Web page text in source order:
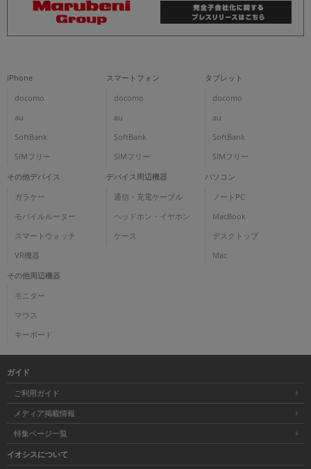
iPhone
docomo
au
SoftBank
SIMフリー
スマートフォン
docomo
au
SoftBank
SIMフリー
タブレット
docomo
au
SoftBank
SIMフリー
その他デバイス
ガラケー
モバイルルーター
スマートウォッチ
VR機器
デバイス周辺機器
通信・充電ケーブル
ヘッドホン・イヤホン
ケース
パソコン
ノートPC
MacBook
デスクトップ
Mac
その他周辺機器
モニター
マウス
キーボード
ガイド
ご利用ガイド
メディア掲載情報
特集ページ一覧
イオシスについて